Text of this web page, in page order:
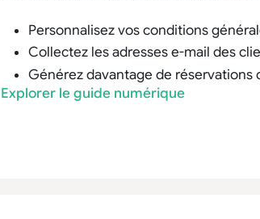
Personnalisez vos conditions
Collectez les adresses e-mail des
Générez davantage de réservations
Explorer le guide numérique